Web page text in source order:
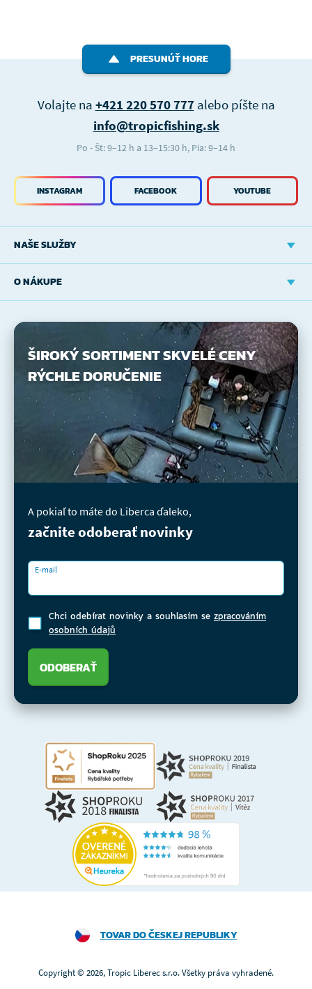
PRESUNÚŤ HORE
NAŠE SLUŽBY
O NÁKUPE
INSTAGRAM FACEBOOK YOUTUBE
Volajte na +421 220 570 777alebo píšte na
info@tropicfishing.sk
Po - Št: 9–12 h a 13–15:30 h, Pia: 9–14 h
ŠIROKÝ SORTIMENTSKVELÉ CENY
RÝCHLE DORUČENIE
A pokiaľ to máte do Liberca ďaleko,
začnite odoberať novinky
E-mail
Chci odebírat novinky a souhlasím se zpracováním
osobních údajů
ODOBERAŤ
TOVAR DO ČESKEJ REPUBLIKY
Copyright © 2026, Tropic Liberec s.r.o. Všetky práva vyhradené.